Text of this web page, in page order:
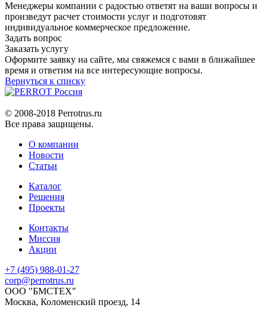
Менеджеры компании с радостью ответят на ваши вопросы и
произведут расчет стоимости услуг и подготовят
индивидуальное коммерческое предложение.
Задать вопрос
Заказать услугу
Оформите заявку на сайте, мы свяжемся с вами в ближайшее
время и ответим на все интересующие вопросы.
Вернуться к списку
© 2008-2018 Perrotrus.ru
Все права защищены.
О компании
Новости
Статьи
Каталог
Решения
Проекты
Контакты
Миссия
Акции
+7 (495) 988-01-27
corp@perrotrus.ru
ООО "БМСТЕХ"
Москва, Коломенский проезд, 14